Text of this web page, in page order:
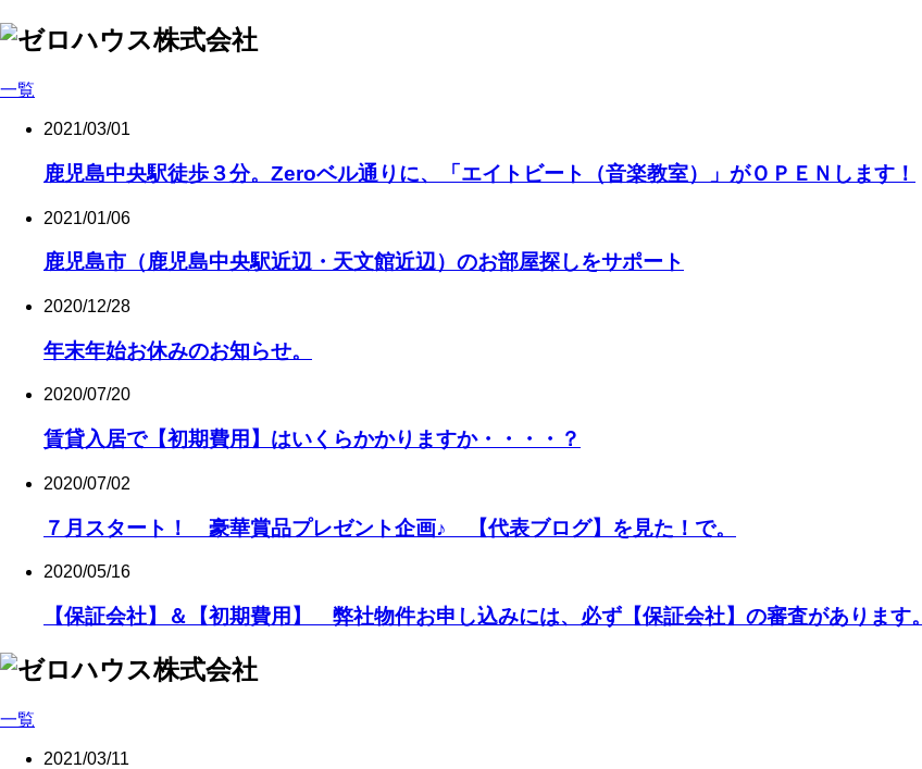
一覧
2021/03/01
鹿児島中央駅徒歩３分。Zeroベル通りに、「エイトビート（音楽教室）」がＯＰＥＮします！
2021/01/06
鹿児島市（鹿児島中央駅近辺・天文館近辺）のお部屋探しをサポート
2020/12/28
年末年始お休みのお知らせ。
2020/07/20
賃貸入居で【初期費用】はいくらかかりますか・・・・？
2020/07/02
７月スタート！ 豪華賞品プレゼント企画♪ 【代表ブログ】を見た！で。
2020/05/16
【保証会社】＆【初期費用】 弊社物件お申し込みには、必ず【保証会社】の審査があります。
一覧
2021/03/11